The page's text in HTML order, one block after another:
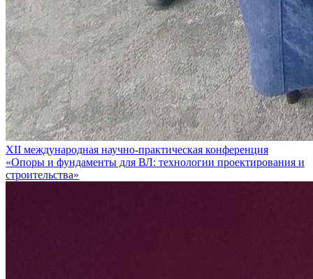
XII международная научно-практическая конференция
«Опоры и фундаменты для ВЛ: технологии проектирования и
строительства»